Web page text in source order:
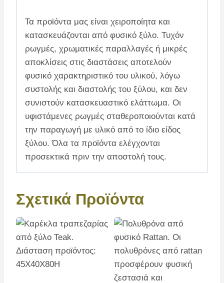
Τα προϊόντα μας είναι χειροποίητα και
κατασκευάζονται από φυσικό ξύλο. Τυχόν
ρωγμές, χρωματικές παραλλαγές ή μικρές
αποκλίσεις στις διαστάσεις αποτελούν
φυσικό χαρακτηριστικό του υλικού, λόγω
συστολής και διαστολής του ξύλου, και δεν
συνιστούν κατασκευαστικό ελάττωμα. Οι
υφιστάμενες ρωγμές σταθεροποιούνται κατά
την παραγωγή με υλικό από το ίδιο είδος
ξύλου. Όλα τα προϊόντα ελέγχονται
προσεκτικά πριν την αποστολή τους.
Σχετικά Προϊόντα